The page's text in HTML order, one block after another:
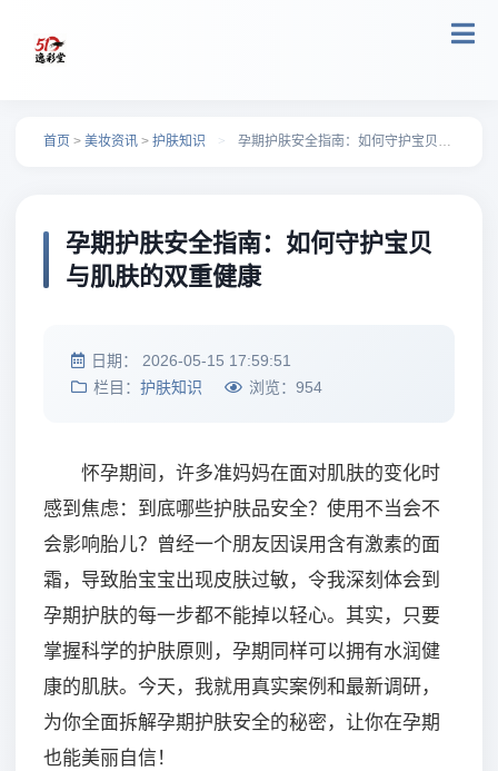
首页 > 美妆资讯 > 护肤知识 > 孕期护肤安全指南：如何守护宝贝与肌肤的双重健康
孕期护肤安全指南：如何守护宝贝
与肌肤的双重健康
日期： 2026-05-15 17:59:51
栏目： 护肤知识 浏览： 954
怀孕期间，许多准妈妈在面对肌肤的变化时
感到焦虑：到底哪些护肤品安全？使用不当会不
会影响胎儿？曾经一个朋友因误用含有激素的面
霜，导致胎宝宝出现皮肤过敏，令我深刻体会到
孕期护肤的每一步都不能掉以轻心。其实，只要
掌握科学的护肤原则，孕期同样可以拥有水润健
康的肌肤。今天，我就用真实案例和最新调研，
为你全面拆解孕期护肤安全的秘密，让你在孕期
也能美丽自信！